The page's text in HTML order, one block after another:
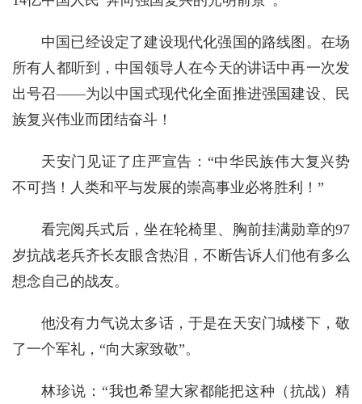
中国已经设定了建设现代化强国的路线图。在场
所有人都听到，中国领导人在今天的讲话中再一次发
出号召——为以中国式现代化全面推进强国建设、民
族复兴伟业而团结奋斗！
天安门见证了庄严宣告：“中华民族伟大复兴势
不可挡！人类和平与发展的崇高事业必将胜利！”
看完阅兵式后，坐在轮椅里、胸前挂满勋章的97
岁抗战老兵齐长友眼含热泪，不断告诉人们他有多么
想念自己的战友。
他没有力气说太多话，于是在天安门城楼下，敬
了一个军礼，“向大家致敬”。
林珍说：“我也希望大家都能把这种（抗战）精